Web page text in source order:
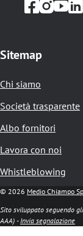
i
p
a
n
e
Sitemap
Chi siamo
Società trasparente
Albo fornitori
Lavora con noi
Whistleblowing
© 2026 Medio Chiampo
Sito sviluppato seguendo
AAA) -Invia segnalazione